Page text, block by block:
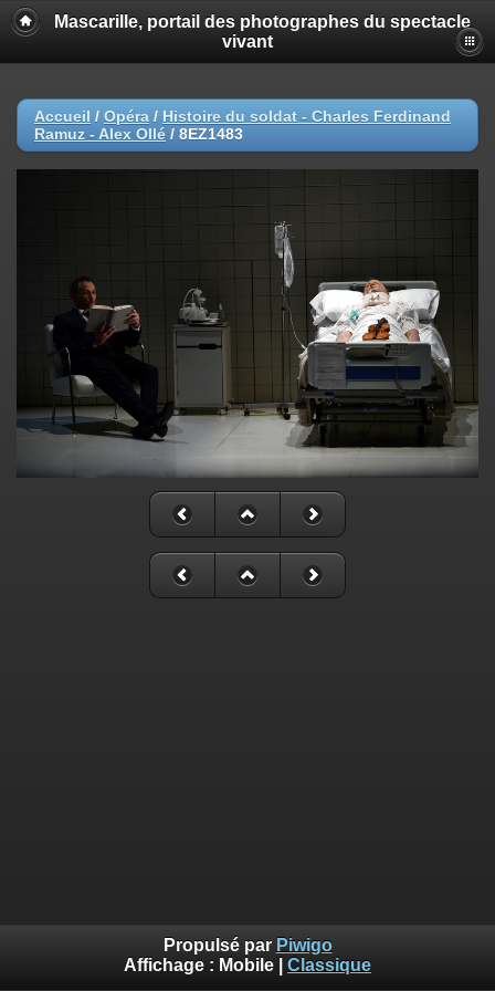
Mascarille, portail des photographes du spectacle
vivant
Accueil / Opéra / Histoire du soldat - Charles Ferdinand
Ramuz - Alex Ollé / 8EZ1483
Propulsé par Piwigo
Affichage : Mobile Classique